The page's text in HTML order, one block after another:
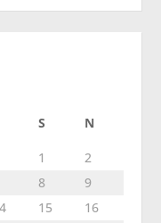
S N
1
2
8
9
15
16